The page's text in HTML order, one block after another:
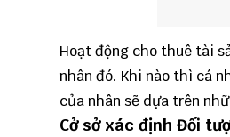
Hoạt động cho thuê tài
nhân đó. Khi nào thì cá
của nhân sẽ dựa trên
Cở sở xác định Đối